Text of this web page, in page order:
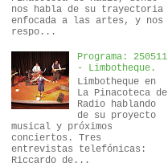
nos habla de su trayectoria
enfocada a las artes, y nos
respo...
Programa: 250511
- Limbotheque.
Limbotheque en
La Pinacoteca de
Radio hablando
de su proyecto
musical y próximos
conciertos. Tres
entrevistas telefónicas:
Riccardo de...